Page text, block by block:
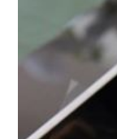
その言葉を伺
よって、これ
ろうな」と幸
ろ、家族の中
「CENTRO」
は客間でした
などを、キッ
い、祖父や父
事の用意を」
ら、母の役に